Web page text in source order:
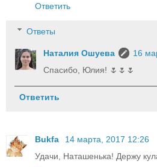
Ответить
Ответы
Наталия Ошуева
16
Спасибо, Юлия! 🌷🌷🌷
Ответить
Bukfa
14 марта, 2017 12:26
Удачи, Наташенька! Держу